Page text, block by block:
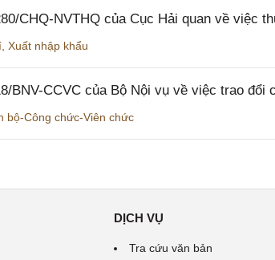
CHQ-NVTHQ của Cục Hải quan về việc
Xuất nhập khẩu
BNV-CCVC của Bộ Nội vụ về việc trao đổi
bộ-Công chức-Viên chức
DỊCH VỤ
Tra cứu văn bản